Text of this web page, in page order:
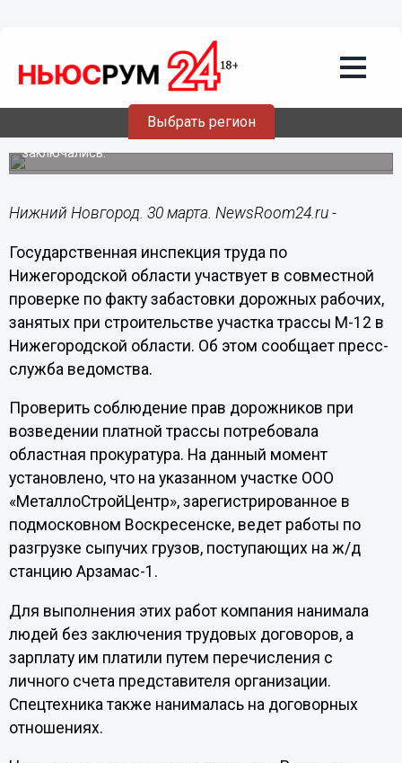
Выбрать регион
Госинспекция труда проверяет
забастовку рабочих на стройке трассы
М-12 в Арзамасе
Установлено, что договора с дорожниками не
заключались.
Нижний Новгород. 30 марта. NewsRoom24.ru -
Государственная инспекция труда по
Нижегородской области участвует в совместной
проверке по факту забастовки дорожных рабочих,
занятых при строительстве участка трассы М-12 в
Нижегородской области. Об этом сообщает пресс-
служба ведомства.
Проверить соблюдение прав дорожников при
возведении платной трассы потребовала
областная прокуратура. На данный момент
установлено, что на указанном участке ООО
«МеталлоСтройЦентр», зарегистрированное в
подмосковном Воскресенске, ведет работы по
разгрузке сыпучих грузов, поступающих на ж/д
станцию Арзамас-1.
Для выполнения этих работ компания нанимала
людей без заключения трудовых договоров, а
зарплату им платили путем перечисления с
личного счета представителя организации.
Спецтехника также нанималась на договорных
отношениях.